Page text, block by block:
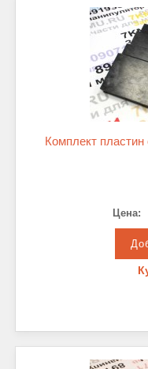
Комплект
Цена: